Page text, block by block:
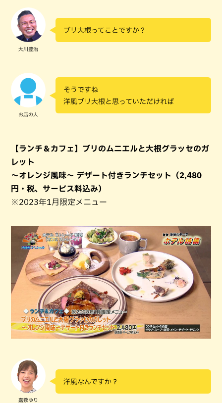
大川豊治
ブリ大根ってことですか？
お店の人
そうですね
洋風ブリ大根と思っていただければ
【ランチ＆カフェ】ブリのムニエルと大根グラッセのガ
レット
～オレンジ風味～ デザート付きランチセット（2,480
円・税、サービス料込み）
※2023年1月限定メニュー
嘉数ゆり
洋風なんですか？